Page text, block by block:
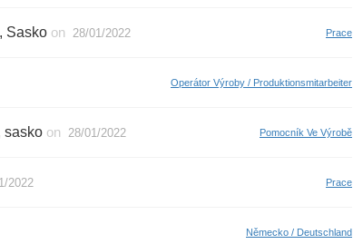
Sasko on 28/01/2022 Prace
Operátor Výroby / Produktionsmitarbeiter
sasko on 28/01/2022 Pomocník Ve Výrobě
2022 Prace
Německo / Deutschland